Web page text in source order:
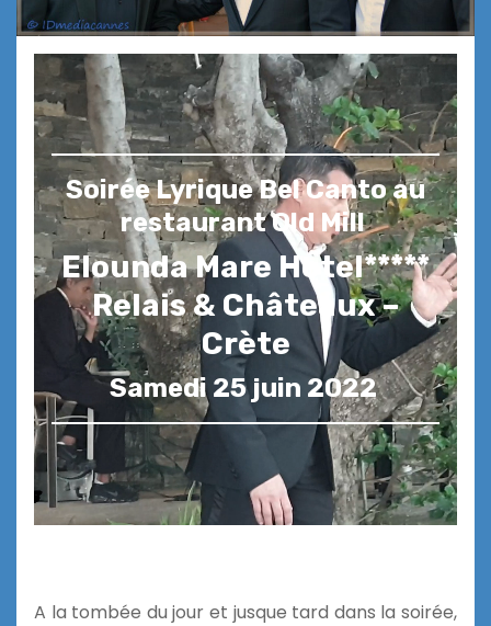
Soirée Lyrique Bel Canto au
restaurant Old Mill
Elounda Mare Hotel*****
Relais & Châteaux –
Crète
Samedi 25 juin 2022
A la tombée du jour et jusque tard dans la soirée,